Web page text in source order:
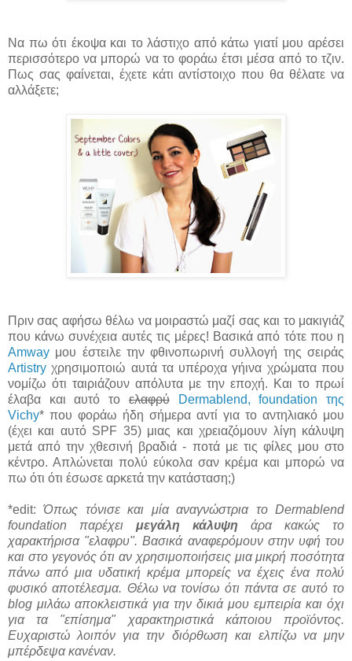
Να πω ότι έκοψα και το λάστιχο από κάτω γιατί μου αρέσει
περισσότερο να μπορώ να το φοράω έτσι μέσα από το τζιν.
Πως σας φαίνεται, έχετε κάτι αντίστοιχο που θα θέλατε να
αλλάξετε;
Πριν σας αφήσω θέλω να μοιραστώ μαζί σας και το μακιγιάζ
που κάνω συνέχεια αυτές τις μέρες! Βασικά από τότε που η
Amway μου έστειλε την φθινοπωρινή συλλογή της σειράς
Artistry χρησιμοποιώ αυτά τα υπέροχα γήινα χρώματα που
νομίζω ότι ταιριάζουν απόλυτα με την εποχή. Και το πρωί
έλαβα και αυτό το ελαφρύ
Dermablend, foundation της
Vichy* που φοράω ήδη σήμερα αντί για το αντηλιακό μου
(έχει και αυτό SPF 35) μιας και χρειαζόμουν λίγη κάλυψη
μετά από την χθεσινή βραδιά - ποτά με τις φίλες μου στο
κέντρο. Απλώνεται πολύ εύκολα σαν κρέμα και μπορώ να
πω ότι ότι έσωσε αρκετά την κατάσταση;)
*edit:Όπως τόνισε και μία αναγνώστρια το Dermablend
foundation παρέχει μεγάλη κάλυψη άρα κακώς το
χαρακτήρισα "ελαφρυ". Βασικά αναφερόμουν στην υφή του
και στο γεγονός ότι αν χρησιμοποιήσεις μια μικρή ποσότητα
πάνω από μια υδατική κρέμα μπορείς να έχεις ένα πολύ
φυσικό αποτέλεσμα. Θέλω να τονίσω ότι πάντα σε αυτό το
blog μιλάω αποκλειστικά για την δικιά μου εμπειρία και όχι
για τα "επίσημα" χαρακτηριστικά κάποιου προϊόντος.
Ευχαριστώ λοιπόν για την διόρθωση και ελπίζω να μην
μπέρδεψα κανέναν.